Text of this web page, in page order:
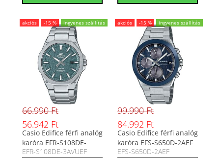
akciós -15 % ingyenes szállítás
66.990 Ft
56.942 Ft
Casio Edifice férfi analóg
karóra EFR-S108DE-
3AVUEF
EFR-S108DE-3AVUEF
akciós -15 % ingyenes szállítás
99.990 Ft
84.992 Ft
Casio Edifice férfi analóg
karóra EFS-S650D-2AEF
EFS-S650D-2AEF